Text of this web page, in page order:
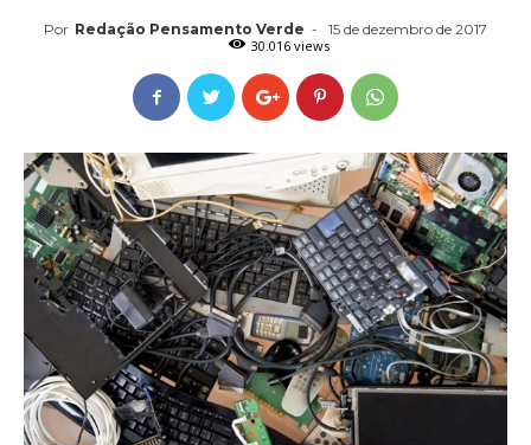
Por Redação Pensamento Verde -
15 de dezembro de 2017
30.016 views